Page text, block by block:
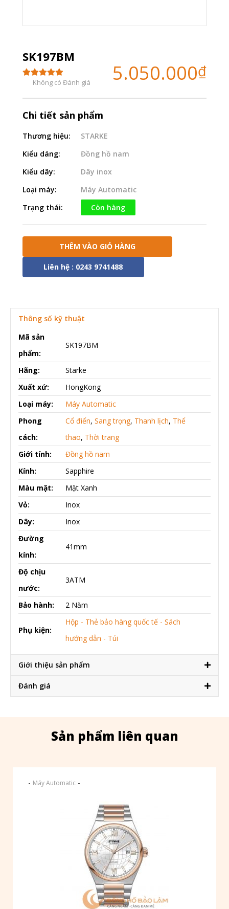
SK197BM
Không có Đánh giá 5.050.000₫
Chi tiết sản phẩm
Thương hiệu:
STARKE
Kiểu dáng:
Đồng hồ nam
Kiểu dây:
Dây inox
Loại máy:
Máy Automatic
Trạng thái:
Còn hàng
THÊM VÀO GIỎ HÀNG
Liên hệ : 0243 9741488
Thông số kỹ thuật
Mã sản
phẩm:
SK197BM
Hãng:
Starke
Xuất xứ:
HongKong
Loại máy:
Máy Automatic
Phong
cách:
Cổ điển, Sang trọng, Thanh lịch, Thể
thao, Thời trang
Giới tính:
Đồng hồ nam
Kính:
Sapphire
Màu mặt:
Mặt Xanh
Vỏ:
Inox
Dây:
Inox
Đường
kính:
41mm
Độ chịu
nước:
3ATM
Bảo hành: 2 Năm
Phụ kiện:
Hộp - Thẻ bảo hàng quốc tế - Sách
hướng dẫn - Túi
Giới thiệu sản phẩm
Đánh giá
Sản phẩm liên quan
- Máy Automatic -